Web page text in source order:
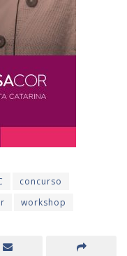
concurso
workshop